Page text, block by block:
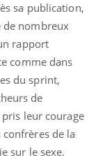
sa publication,
nombreux
rapport
comme dans
du sprint,
de
pris leur courage
de la
sur le sexe.